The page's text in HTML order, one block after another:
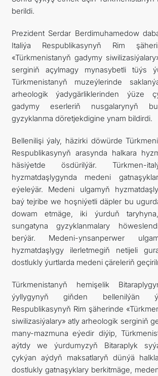
berildi.
Prezident Serdar Berdimuhamedow
Italiýa Respublikasynyň Rim
«Türkmenistanyň gadymy
serginiň açylmagy mynasybetli tüýs
Türkmenistanyň muzeýlerinde
arheologik ýadygärliklerinden ýüze
gadymy eserleriň nusgalarynyň
gyzyklanma döretjekdigine ynam bildirdi.
Bellenilişi ýaly, häzirki döwürde
Respublikasynyň arasynda halkara
häsiýetde ösdürilýär. Türkmen-
hyzmatdaşlygynda medeni
eýeleýär. Medeni ulgamyň
baý tejribe we hoşniýetli däpler bu
dowam etmäge, iki ýurduň
sungatyna gyzyklanmalary
berýär. Medeni-ynsanperwer
hyzmatdaşlygy ilerletmegiň netijeli
dostlukly ýurtlarda medeni çäreleriň
Türkmenistanyň hemişelik
ýyllygynyň giňden bellenilýän
Respublikasynyň Rim şäherinde
siwilizasiýalary» atly arheologik serginiň
many-mazmuna eýedir diýip,
aýtdy we ýurdumyzyň Bitaraplyk
çykýan aýdyň maksatlaryň dünýä
dostlukly gatnaşyklary berkitmäge,